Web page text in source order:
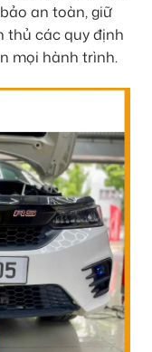
an toàn, giữ
thủ các quy định
mọi hành trình.